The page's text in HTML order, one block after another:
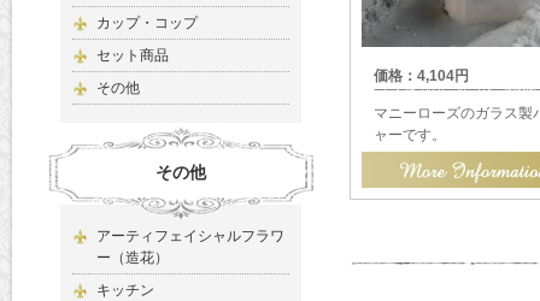
カップ・コップ
セット商品
その他
その他
アーティフェイシャルフラワ
ー（造花）
キッチン
価格：4,104円
マニーローズのガラス製
ャーです。